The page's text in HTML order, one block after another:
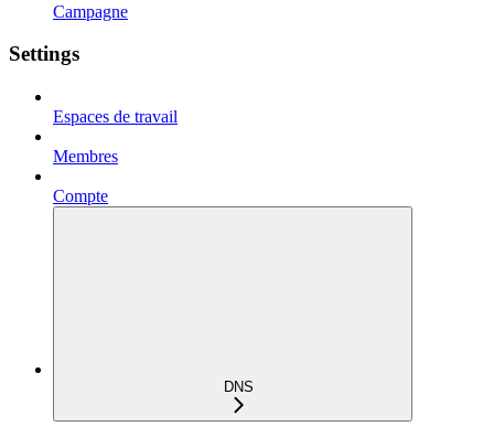
Campagne
Settings
Espaces de travail
Membres
Compte
DNS